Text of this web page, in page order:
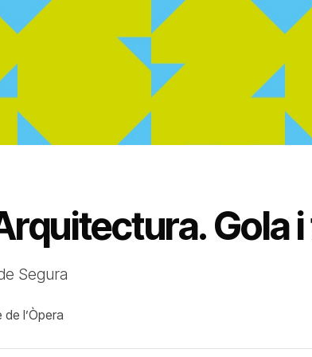
Gola
Segura
de l’Òpera